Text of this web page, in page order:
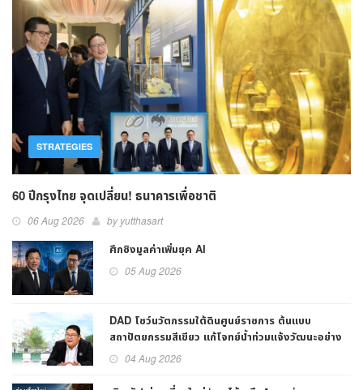
STRATEGIES
60 ปีกรุงไทย จุดเปลี่ยน! ธนาคารเพื่อชาติ
06 Aug 2026 by yutthasart
ศึกชิงมูลค่าเพิ่มยุค AI
05 Aug 2026
DAD โชว์นวัตกรรมใต้ดินศูนย์ราชการ ต้นแบบ
สถาปัตยกรรมสีเขียว แก้โจทย์น้ำท่วมแจ้งวัฒนะอย่าง
ยั่งยืน04 Aug 2026